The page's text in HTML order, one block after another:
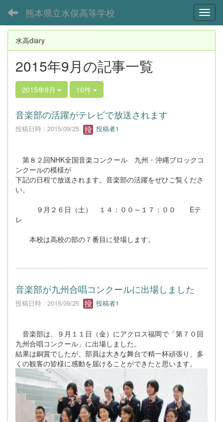
熊本県立水俣高等学校
水高diary
2015年9月の記事一覧
2015年9月 10件
音楽部の活躍がテレビで放送されます
投稿日時 : 2015/09/25 投稿者1
第８２回NHK全国音楽コンクール 九州・沖縄ブロックコ
ンクールの模様が
下記の日程で放送されます。音楽部の活躍をぜひご覧くださ
い。
９月２６日（土） １４：００～１７：００ Eテ
レ
本校は高校の部の７番目に登場します。
音楽部が九州合唱コンクールに出場しました
投稿日時 : 2015/09/25 投稿者1
音楽部は、９月１１日（金）にアクロス福岡で「第７０回
九州合唱コンクール」に出場しました。
結果は銅賞でしたが、部員は大きな舞台で精一杯頑張り、多
くの観客の皆様に感動を届けることができたと思います。